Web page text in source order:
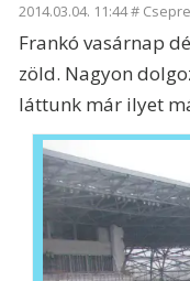
2014.03.04. 11:44#
Frankó vasárnap
zöld. Nagyon
láttunk már ilyet